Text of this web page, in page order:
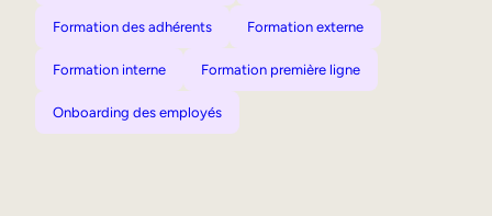
Formation des adhérents Formation externe
Formation interne Formation première ligne
Onboarding des employés